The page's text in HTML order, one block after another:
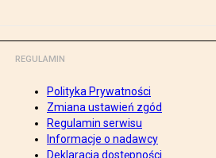
REGULAMIN
Polityka Prywatności
Zmiana ustawień zgód
Regulamin serwisu
Informacje o nadawcy
Deklaracja dostępności